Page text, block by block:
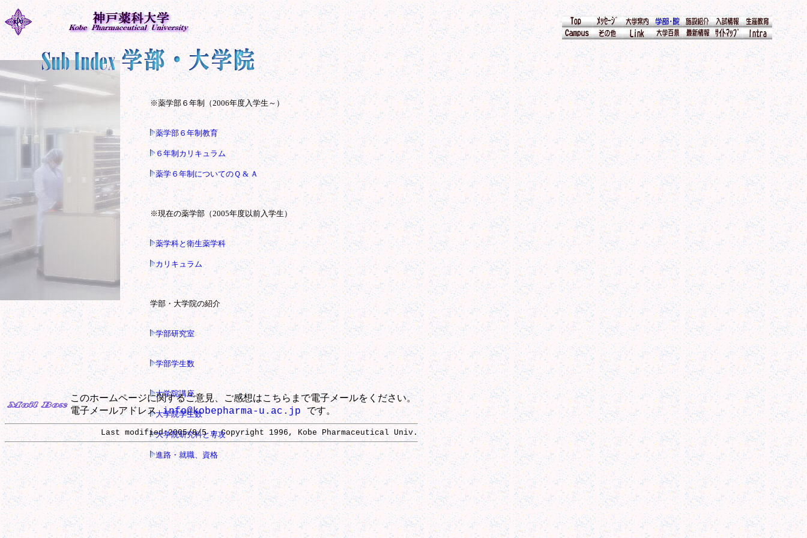
※薬学部６年制（2006年度入学生～）
薬学部６年制教育
６年制カリキュラム
薬学６年制についてのＱ & Ａ
※現在の薬学部（2005年度以前入学生）
薬学科と衛生薬学科
カリキュラム
学部・大学院の紹介
学部研究室
学部学生数
大学院講座
大学院学生数
大学院研究科と専攻
進路・就職、資格
このホームページに関するご意見、ご感想はこちらまで電子メールをください。
電子メールアドレスinfo@kobepharma-u.ac.jp です。
Last modified:2005/8/5 ; Copyright 1996, Kobe Pharmaceutical Univ.